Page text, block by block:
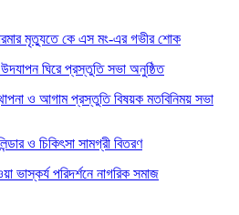
মৃত্যুতে কে এস মং-এর গভীর শোক
উদযাপন ঘিরে প্রস্তুতি সভা অনুষ্ঠিত
ও আগাম প্রস্তুতি বিষয়ক মতবিনিময় সভা
ও চিকিৎসা সামগ্রী বিতরণ
ভাস্কর্য পরিদর্শনে নাগরিক সমাজ